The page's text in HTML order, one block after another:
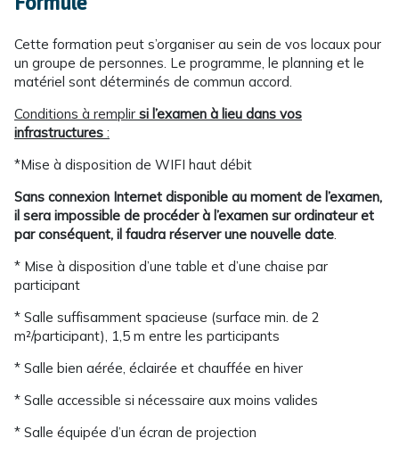
Cette formation peut s’organiser au sein de vos locaux pour
un groupe de personnes. Le programme, le planning et le
matériel sont déterminés de commun accord.
Conditions à remplir si l’examen à lieu dans vos
infrastructures :
*Mise à disposition de WIFI haut débit
Sans connexion Internet disponible au moment de l’examen,
il sera impossible de procéder à l’examen sur ordinateur et
par conséquent, il faudra réserver une nouvelle date.
* Mise à disposition d’une table et d’une chaise par
participant
* Salle suffisamment spacieuse (surface min. de 2
m²/participant), 1,5 m entre les participants
* Salle bien aérée, éclairée et chauffée en hiver
* Salle accessible si nécessaire aux moins valides
* Salle équipée d’un écran de projection